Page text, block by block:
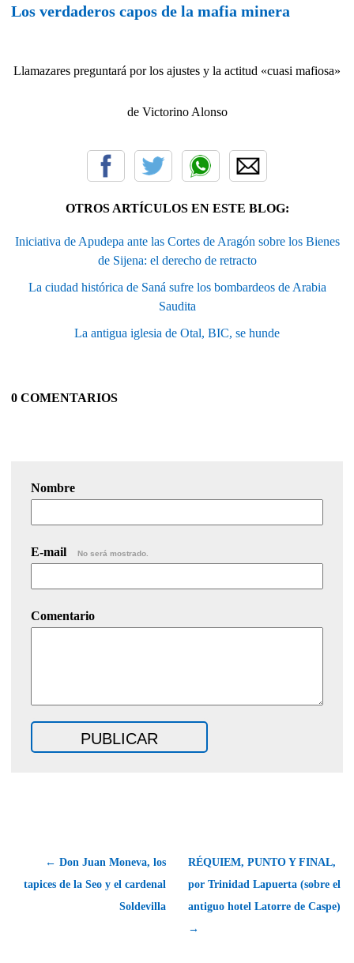
Los verdaderos capos de la mafia minera
Llamazares preguntará por los ajustes y la actitud «cuasi mafiosa»
de Victorino Alonso
OTROS ARTÍCULOS EN ESTE BLOG:
Iniciativa de Apudepa ante las Cortes de Aragón sobre los Bienes
de Sijena: el derecho de retracto
La ciudad histórica de Saná sufre los bombardeos de Arabia
Saudita
La antigua iglesia de Otal, BIC, se hunde
0 COMENTARIOS
Nombre
E-mail No será mostrado.
Comentario
← Don Juan Moneva, los
tapices de la Seo y el cardenal
Soldevilla
RÉQUIEM, PUNTO Y FINAL,
por Trinidad Lapuerta (sobre el
antiguo hotel Latorre de Caspe)
→